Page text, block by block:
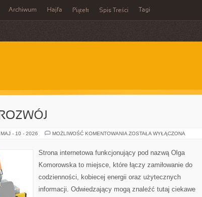
Archiwum Hajfa Piątek Spis Treści Tagi
MAJ - 10 - 2026 MOŻLIWOŚĆ KOMENTOWANIA EDUKACJA
ZOSTAŁA WYŁĄCZONA
Strona internetowa funkcjonujący pod nazwą Olga
Komorowska to miejsce, które łączy zamiłowanie do
codzienności, kobiecej energii oraz użytecznych
informacji. Odwiedzający mogą znaleźć tutaj ciekawe